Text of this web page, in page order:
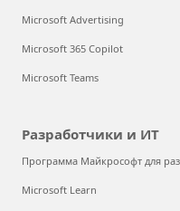
Microsoft Advertising
Microsoft 365 Copilot
Microsoft Teams
Разработчики и ИТ
Программа Майкрософт для
Microsoft Learn